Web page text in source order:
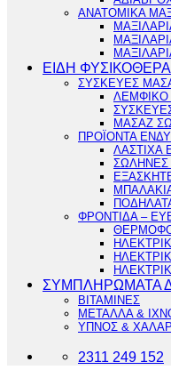
ΑΝΑΤΟΜΙΚΑ
ΕΙΔΗ
ΣΥΣΚΕΥΕΣ
ΛΕΜΦΙΚΟ
ΜΑΣΑΖ
ΠΡΟΪΟΝΤΑ
ΛΑΣΤΙΧΑ
ΦΡΟΝΤΙΔΑ –
ΣΥΜΠΛΗΡΩΜΑΤΑ
ΒΙΤΑΜΙΝΕΣ
ΜΕΤΑΛΛΑ &
ΥΠΝΟΣ &
2311 249 152